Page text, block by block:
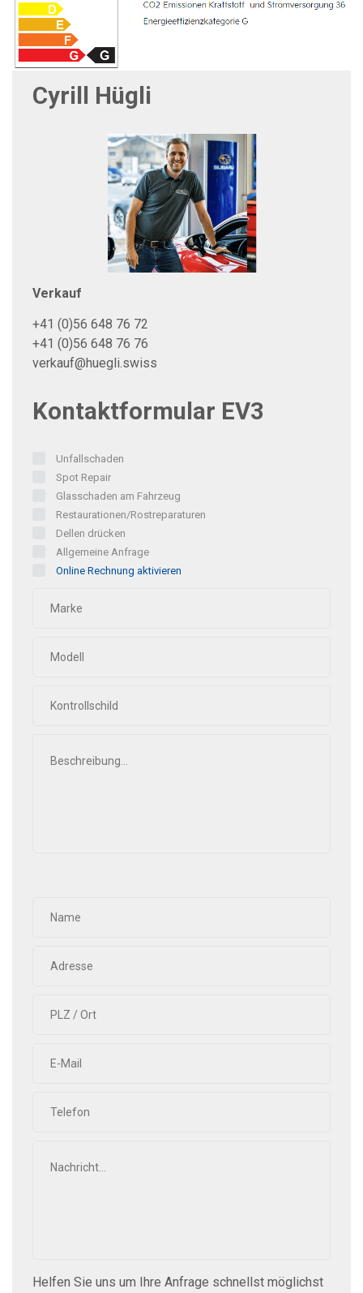
Cyrill Hügli
Verkauf
+41 (0)56 648 76 72
+41 (0)56 648 76 76
verkauf@huegli.swiss
Kontaktformular EV3
Unfallschaden
Spot Repair
Glasschaden am Fahrzeug
Restaurationen/Rostreparaturen
Dellen drücken
Allgemeine Anfrage
Online Rechnung aktivieren
Helfen Sie uns um Ihre Anfrage schnellst möglichst